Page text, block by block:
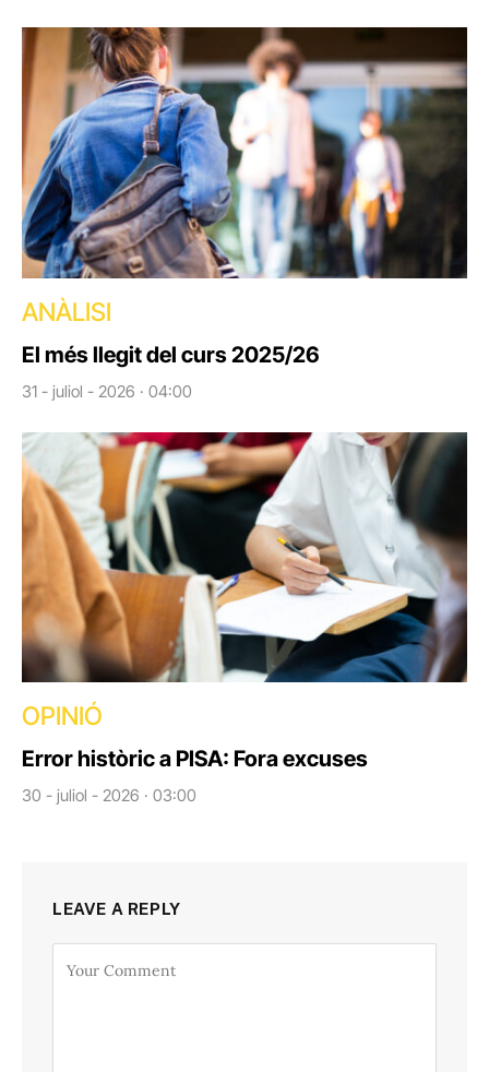
ANÀLISI
El més llegit del curs 2025/26
31 - juliol - 2026 · 04:00
OPINIÓ
Error històric a PISA: Fora excuses
30 - juliol - 2026 · 03:00
LEAVE A REPLY